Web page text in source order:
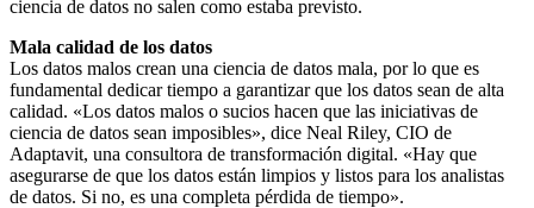
ciencia de datos no salen como estaba previsto.
Mala calidad de los datos
Los datos malos crean una ciencia de datos mala, por lo que es
fundamental dedicar tiempo a garantizar que los datos sean de alta
calidad. «Los datos malos o sucios hacen que las iniciativas de
ciencia de datos sean imposibles», dice Neal Riley, CIO de
Adaptavit, una consultora de transformación digital. «Hay que
asegurarse de que los datos están limpios y listos para los analistas
de datos. Si no, es una completa pérdida de tiempo».